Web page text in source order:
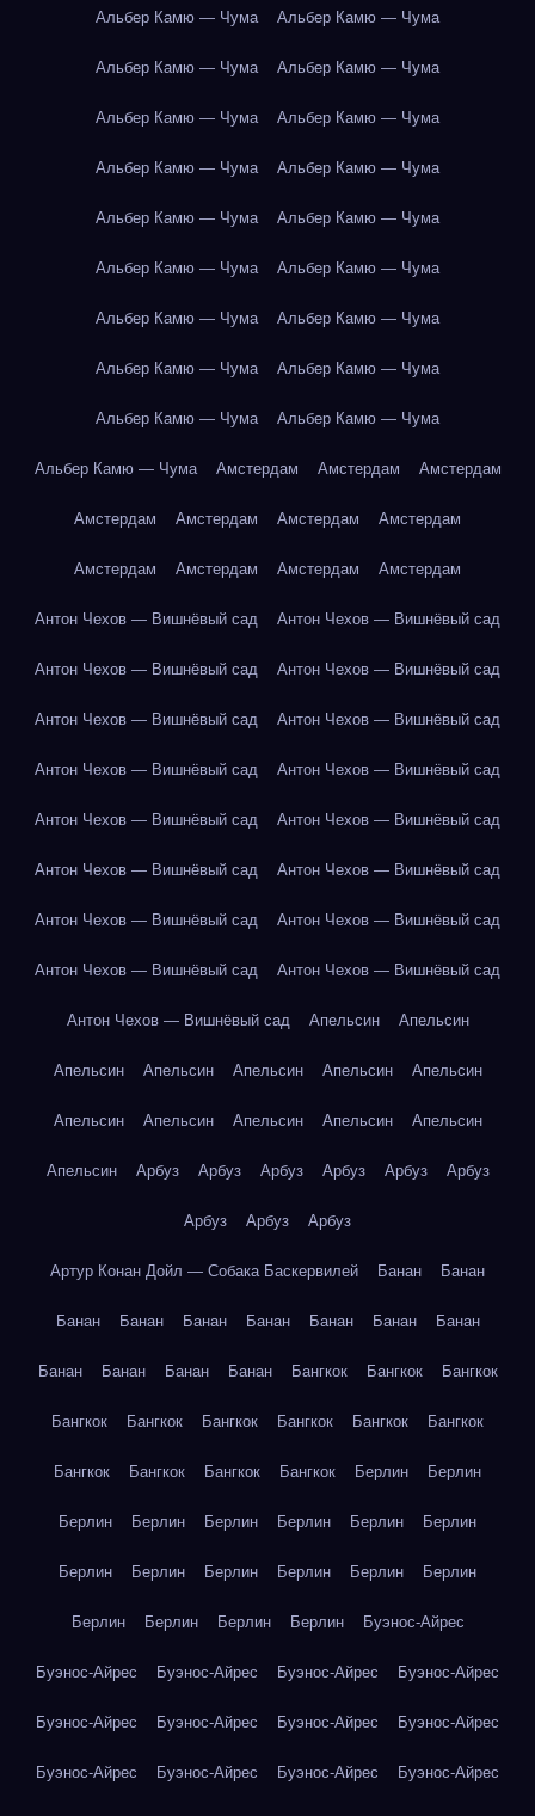
Альбер Камю — Чума Альбер Камю — Чума
Альбер Камю — Чума Альбер Камю — Чума
Альбер Камю — Чума Альбер Камю — Чума
Альбер Камю — Чума Альбер Камю — Чума
Альбер Камю — Чума Альбер Камю — Чума
Альбер Камю — Чума Альбер Камю — Чума
Альбер Камю — Чума Альбер Камю — Чума
Альбер Камю — Чума Альбер Камю — Чума
Альбер Камю — Чума Альбер Камю — Чума
Альбер Камю — Чума Амстердам Амстердам Амстердам
Амстердам Амстердам Амстердам Амстердам
Амстердам Амстердам Амстердам Амстердам
Антон Чехов — Вишнёвый сад Антон Чехов — Вишнёвый сад
Антон Чехов — Вишнёвый сад Антон Чехов — Вишнёвый сад
Антон Чехов — Вишнёвый сад Антон Чехов — Вишнёвый сад
Антон Чехов — Вишнёвый сад Антон Чехов — Вишнёвый сад
Антон Чехов — Вишнёвый сад Антон Чехов — Вишнёвый сад
Антон Чехов — Вишнёвый сад Антон Чехов — Вишнёвый сад
Антон Чехов — Вишнёвый сад Антон Чехов — Вишнёвый сад
Антон Чехов — Вишнёвый сад Антон Чехов — Вишнёвый сад
Антон Чехов — Вишнёвый сад Апельсин Апельсин
Апельсин Апельсин Апельсин Апельсин Апельсин
Апельсин Апельсин Апельсин Апельсин Апельсин
Апельсин Арбуз Арбуз Арбуз Арбуз Арбуз Арбуз
Арбуз Арбуз Арбуз
Артур Конан Дойл — Собака Баскервилей Банан Банан
Банан Банан Банан Банан Банан Банан Банан
Банан Банан Банан Банан Бангкок Бангкок Бангкок
Бангкок Бангкок Бангкок Бангкок Бангкок Бангкок
Бангкок Бангкок Бангкок Бангкок Берлин Берлин
Берлин Берлин Берлин Берлин Берлин Берлин
Берлин Берлин Берлин Берлин Берлин Берлин
Берлин Берлин Берлин Берлин Буэнос-Айрес
Буэнос-Айрес Буэнос-Айрес Буэнос-Айрес Буэнос-Айрес
Буэнос-Айрес Буэнос-Айрес Буэнос-Айрес Буэнос-Айрес
Буэнос-Айрес Буэнос-Айрес Буэнос-Айрес Буэнос-Айрес